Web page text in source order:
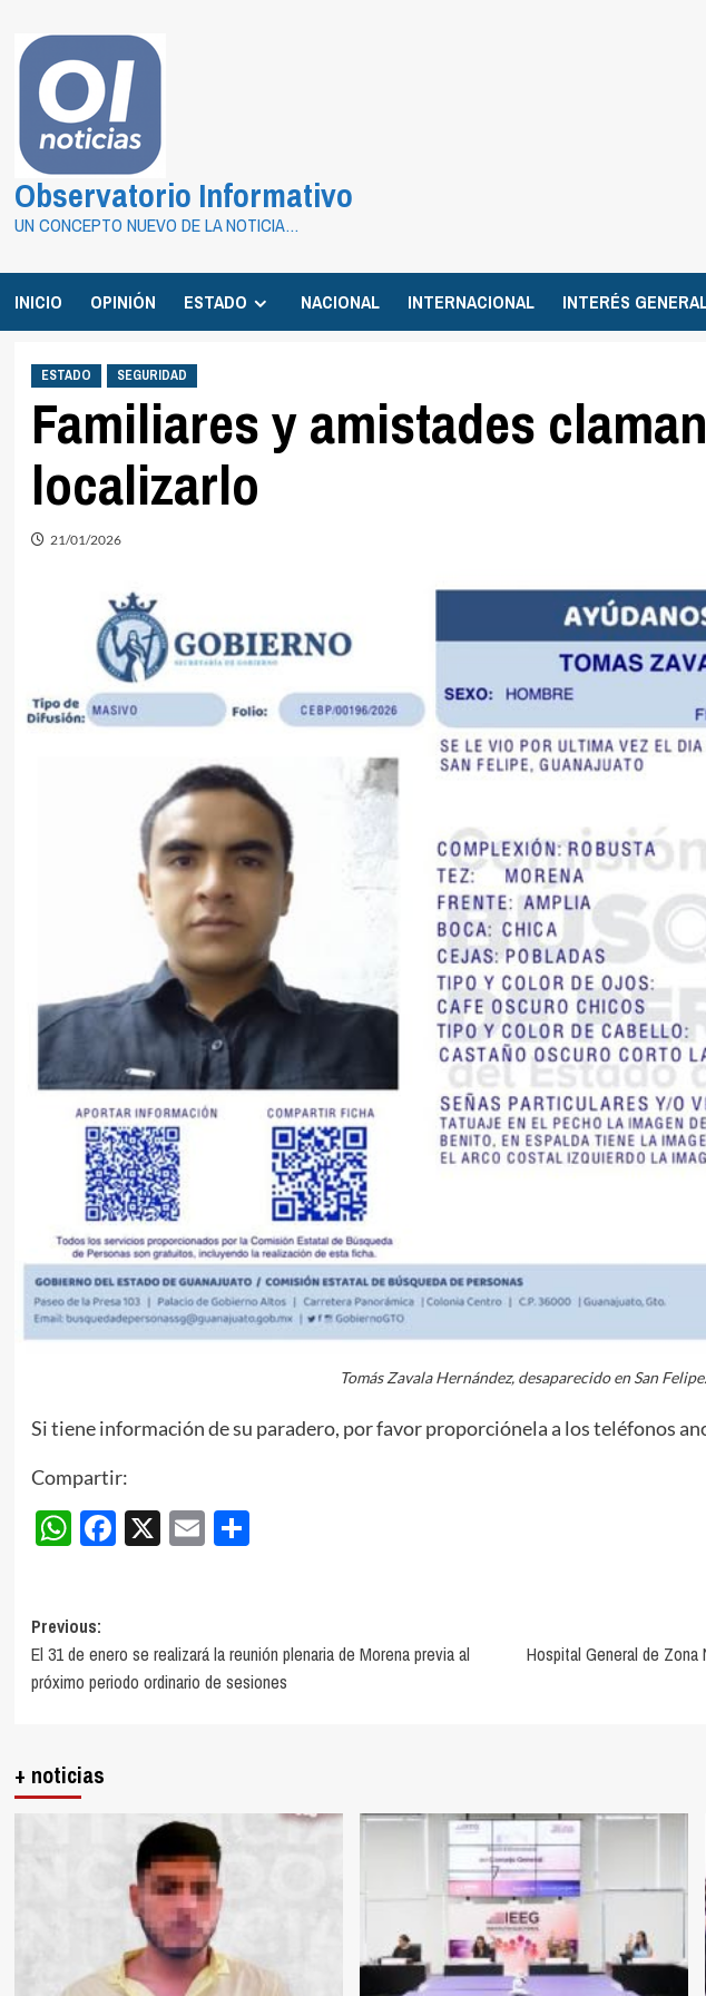
contenido
Observatorio Informativo
UN CONCEPTO NUEVO DE LA NOTICIA…
INICIO OPINIÓN ESTADO NACIONAL INTERNACIONAL INTERÉS
ESTADO SEGURIDAD
Familiares y amistades
localizarlo
21/01/2026
Tomás Zavala Hernández, desaparecido en San Felipe.
Si tiene información de su paradero, por favor proporciónela a los teléfonos
Compartir:
WhatsApp
Facebook
X EmailCompartir
Post
navigation
Previous:
El 31 de enero se realizará la reunión plenaria de Morena previa al
próximo periodo ordinario de sesiones
Hospital General de Zona
+ noticias